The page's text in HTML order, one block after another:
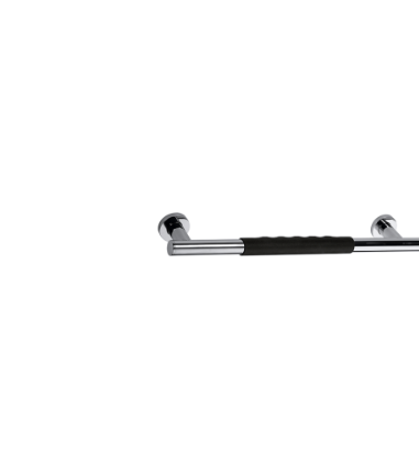
Balkon a terasa